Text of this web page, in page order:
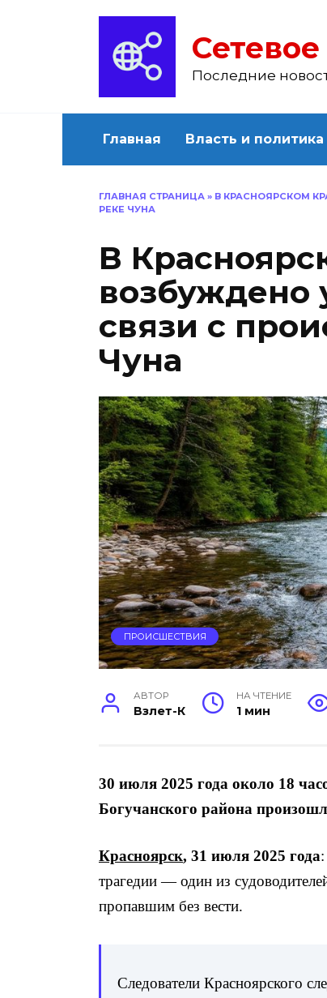
Последние
Главная Власть и политика
ГЛАВНАЯ СТРАНИЦА » В КРАСНОЯРСКОМ
РЕКЕ ЧУНА
В
возбуждено
связи с
Чуна
ПРОИСШЕСТВИЯ
АВТОР
Взлет-К
НА ЧТЕНИЕ
1 мин
30 июля 2025 года около 18
Богучанского района
Красноярск, 31 июля 2025 года
трагедии — один из
пропавшим без вести.
Следователи Красноярского